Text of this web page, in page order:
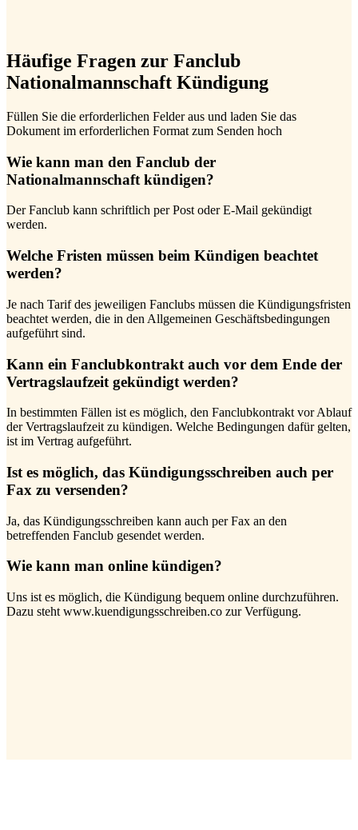
Häufige Fragen zur Fanclub
Nationalmannschaft Kündigung
Füllen Sie die erforderlichen Felder aus und laden Sie das
Dokument im erforderlichen Format zum Senden hoch
Wie kann man den Fanclub der
Nationalmannschaft kündigen?
Der Fanclub kann schriftlich per Post oder E-Mail gekündigt
werden.
Welche Fristen müssen beim Kündigen beachtet
werden?
Je nach Tarif des jeweiligen Fanclubs müssen die Kündigungsfristen
beachtet werden, die in den Allgemeinen Geschäftsbedingungen
aufgeführt sind.
Kann ein Fanclubkontrakt auch vor dem Ende der
Vertragslaufzeit gekündigt werden?
In bestimmten Fällen ist es möglich, den Fanclubkontrakt vor Ablauf
der Vertragslaufzeit zu kündigen. Welche Bedingungen dafür gelten,
ist im Vertrag aufgeführt.
Ist es möglich, das Kündigungsschreiben auch per
Fax zu versenden?
Ja, das Kündigungsschreiben kann auch per Fax an den
betreffenden Fanclub gesendet werden.
Wie kann man online kündigen?
Uns ist es möglich, die Kündigung bequem online durchzuführen.
Dazu steht www.kuendigungsschreiben.co zur Verfügung.